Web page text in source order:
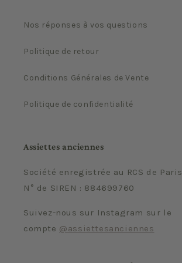
Nos réponses à vos questions
Politique de retour
Conditions Générales de Vente
Politique de confidentialité
Assiettes anciennes
Société enregistrée au RCS de Paris
N° de SIREN : 884699760
Suivez-nous sur Instagram sur le
compte @assiettesanciennes